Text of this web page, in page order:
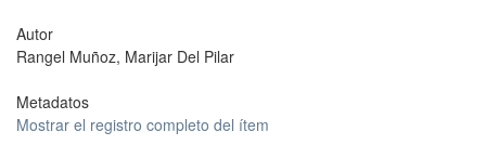
Autor
Rangel Muñoz, Marijar Del Pilar
Metadatos
Mostrar el registro completo del ítem